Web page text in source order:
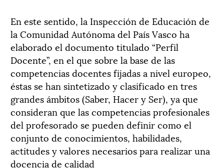
En este sentido, la Inspección de Educación de
la Comunidad Autónoma del País Vasco ha
elaborado el documento titulado “Perfil
Docente”, en el que sobre la base de las
competencias docentes fijadas a nivel europeo,
éstas se han sintetizado y clasificado en tres
grandes ámbitos (Saber, Hacer y Ser), ya que
consideran que las competencias profesionales
del profesorado se pueden definir como el
conjunto de conocimientos, habilidades,
actitudes y valores necesarios para realizar una
docencia de calidad